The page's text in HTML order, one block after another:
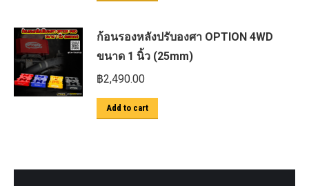
ก้อนรองหลังปรับองศา OPTION 4WD
ขนาด 1 นิ้ว (25mm)
฿2,490.00
Add to cart